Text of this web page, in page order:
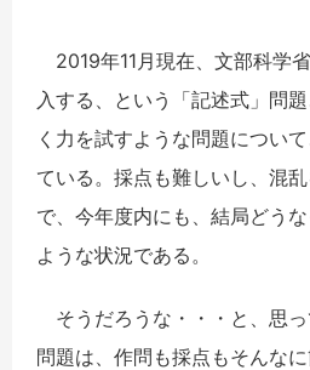
2019年11月現在、文部科学
入する、という「記述式」問
く力を試すような問題につい
ている。採点も難しいし、混
で、今年度内にも、結局どう
ような状況である。
そうだろうな・・・と、思っ
問題は、作問も採点もそんな